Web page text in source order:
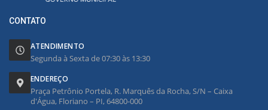
CONTATO
ATENDIMENTO
Segunda à Sexta de 07:30 às 13:30
ENDEREÇO
Praça Petrônio Portela, R. Marquês da Rocha, S/N – Caixa
d'Água, Floriano – PI, 64800-000